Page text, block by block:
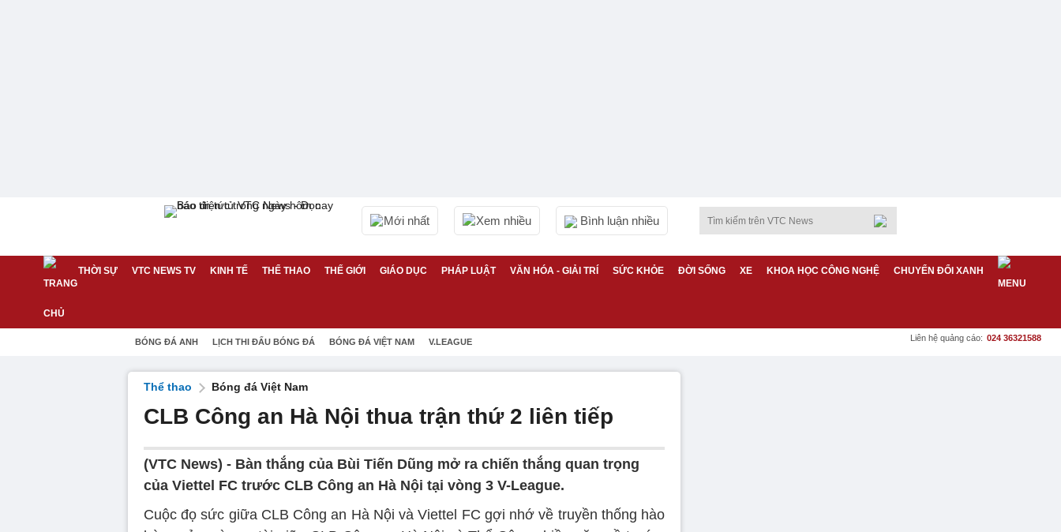
Mới nhất Xem nhiều Bình luận nhiều
THỜI SỰ VTC NEWS TV KINH TẾ THỂ THAO THẾ GIỚI GIÁO DỤC PHÁP LUẬT VĂN HÓA - GIẢI TRÍ SỨC KHỎE ĐỜI SỐNG XE KHOA HỌC CÔNG NGHỆ CHUYỂN ĐỔI XANH
BÓNG ĐÁ ANH LỊCH THI ĐẤU BÓNG ĐÁ BÓNG ĐÁ VIỆT NAM V.LEAGUE Liên hệ quảng cáo: 024 36321588
Thể thao Bóng đá Việt Nam
CLB Công an Hà Nội thua trận thứ 2 liên tiếp
(VTC News) - Bàn thắng của Bùi Tiến Dũng mở ra chiến thắng quan trọng
của Viettel FC trước CLB Công an Hà Nội tại vòng 3 V-League.
Cuộc đọ sức giữa CLB Công an Hà Nội và Viettel FC gợi nhớ về truyền thống hào